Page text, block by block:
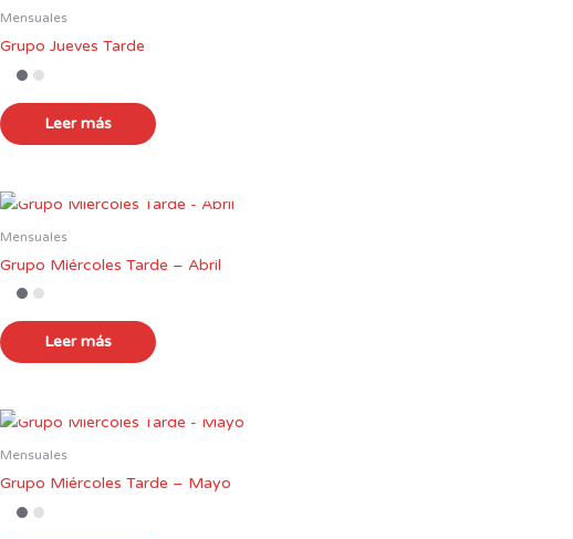
Mensuales
Grupo Jueves Tarde
Leer más
Mensuales
Grupo Miércoles Tarde – Abril
Leer más
Mensuales
Grupo Miércoles Tarde – Mayo